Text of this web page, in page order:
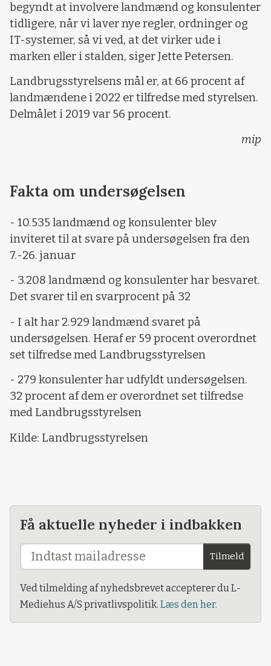
begyndt at involvere landmænd og konsulenter
tidligere, når vi laver nye regler, ordninger og
IT-systemer, så vi ved, at det virker ude i
marken eller i stalden, siger Jette Petersen.
Landbrugsstyrelsens mål er, at 66 procent af
landmændene i 2022 er tilfredse med styrelsen.
Delmålet i 2019 var 56 procent.
mip
Fakta om undersøgelsen
- 10.535 landmænd og konsulenter blev
inviteret til at svare på undersøgelsen fra den
7.-26. januar
- 3.208 landmænd og konsulenter har besvaret.
Det svarer til en svarprocent på 32
- I alt har 2.929 landmænd svaret på
undersøgelsen. Heraf er 59 procent overordnet
set tilfredse med Landbrugsstyrelsen
- 279 konsulenter har udfyldt undersøgelsen.
32 procent af dem er overordnet set tilfredse
med Landbrugsstyrelsen
Kilde: Landbrugsstyrelsen
Få aktuelle nyheder i indbakken
Tilmeld
Ved tilmelding af nyhedsbrevet accepterer du L-
Mediehus A/S privatlivspolitik. Læs den her.